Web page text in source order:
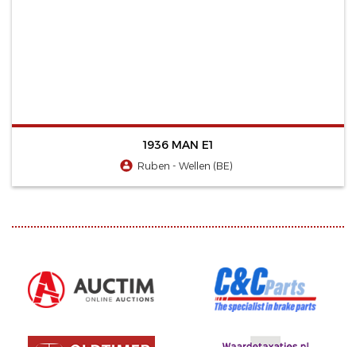
1936 MAN E1
Ruben - Wellen (BE)